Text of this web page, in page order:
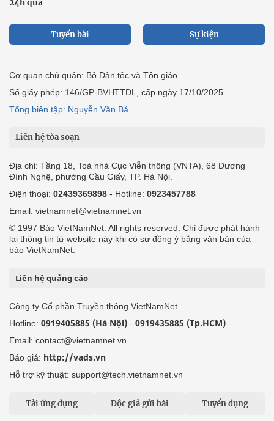
24h qua
Tuyến bài Sự kiện
Cơ quan chủ quản: Bộ Dân tộc và Tôn giáo
Số giấy phép: 146/GP-BVHTTDL, cấp ngày 17/10/2025
Tổng biên tập: Nguyễn Văn Bá
Liên hệ tòa soạn
Địa chỉ: Tầng 18, Toà nhà Cục Viễn thông (VNTA), 68 Dương
Đình Nghệ, phường Cầu Giấy, TP. Hà Nội.
Điện thoại: 02439369898 - Hotline: 0923457788
Email: vietnamnet@vietnamnet.vn
© 1997 Báo VietNamNet. All rights reserved. Chỉ được phát hành
lại thông tin từ website này khi có sự đồng ý bằng văn bản của
báo VietNamNet.
Liên hệ quảng cáo
Công ty Cổ phần Truyền thông VietNamNet
Hotline: 0919405885 (Hà Nội) - 0919435885 (Tp.HCM)
Email: contact@vietnamnet.vn
Báo giá: http://vads.vn
Hỗ trợ kỹ thuật: support@tech.vietnamnet.vn
Tải ứng dụng Độc giả gửi bài Tuyển dụng